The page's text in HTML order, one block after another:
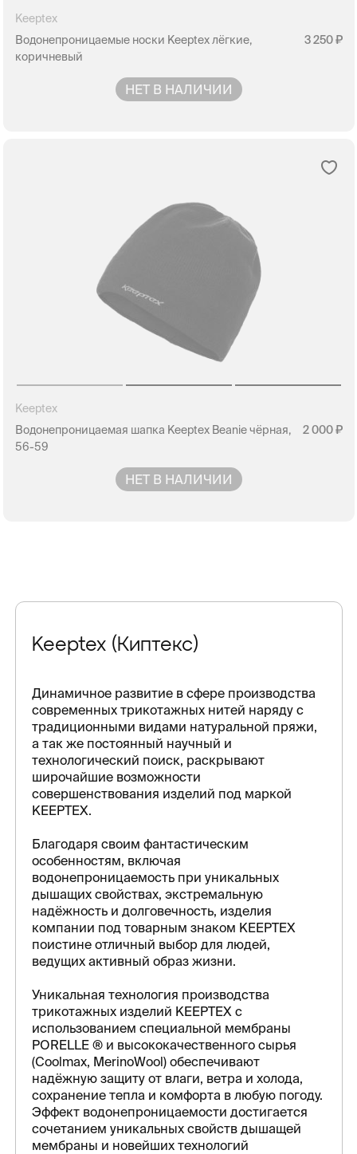
Keeptex
Водонепроницаемые носки Keeptex лёгкие,
коричневый
3 250
НЕТ В НАЛИЧИИ
Keeptex
Водонепроницаемая шапка Keeptex Beanie чёрная,
56-59
2 000
НЕТ В НАЛИЧИИ
Keeptex (Киптекс)
Динамичное развитие в сфере производства
современных трикотажных нитей наряду с
традиционными видами натуральной пряжи,
а так же постоянный научный и
технологический поиск, раскрывают
широчайшие возможности
совершенствования изделий под маркой
KEEPTEX.
Благодаря своим фантастическим
особенностям, включая
водонепроницаемость при уникальных
дышащих свойствах, экстремальную
надёжность и долговечность, изделия
компании под товарным знаком KEEPTEX
поистине отличный выбор для людей,
ведущих активный образ жизни.
Уникальная технология производства
трикотажных изделий KEEPTEX с
использованием специальной мембраны
PORELLE ® и высококачественного сырья
(Сoolmax, MerinoWool) обеспечивают
надёжную защиту от влаги, ветра и холода,
сохранение тепла и комфорта в любую погоду.
Эффект водонепроницаемости достигается
сочетанием уникальных свойств дышащей
мембраны и новейших технологий